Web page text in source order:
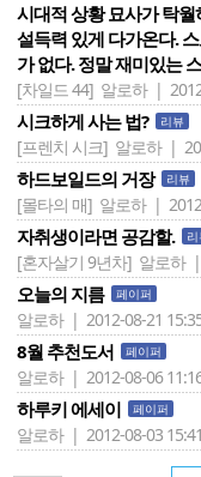
시대적 상황 묘사가 탁
설득력 있게 다가온다.
가 없다. 정말 재미있는
[차일드 44] 알로하 |
시크하게 사는 법? 리뷰
[프렌치 시크] 알로하 |
하드보일드의 거장 리뷰
[몰타의 매] 알로하 |
자취생이라면 공감할.
[혼자살기 9년차] 알로하
오늘의 지름 페이퍼
알로하 | 2012-08-21
8월 추천도서 페이퍼
알로하 | 2012-08-06
하루키 에세이 페이퍼
알로하 | 2012-08-03 15:41